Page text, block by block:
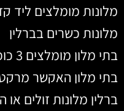
מלונות מומלצים ליד
מלונות כשרים בברלין
בתי מלון מומלצים 3 כוכבים בברלין
בתי מלון האקשר מרקט
ברלין מלונות זולים או